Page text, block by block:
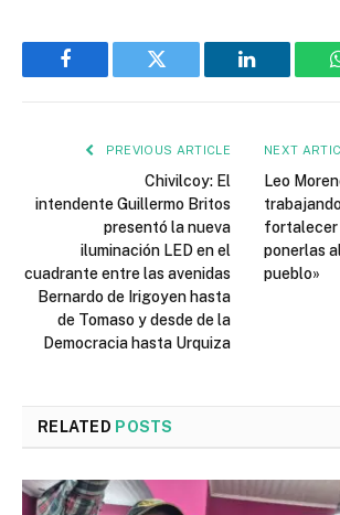
Facebook Twitter LinkedIn
PREVIOUS ARTICLE
Chivilcoy: El
intendente Guillermo Britos
presentó la nueva
iluminación LED en el
cuadrante entre las avenidas
Bernardo de Irigoyen hasta
de Tomaso y desde de la
Democracia hasta Urquiza
NEXT
Leo
fortalecer
ponerlas
pueblo»
RELATED POSTS